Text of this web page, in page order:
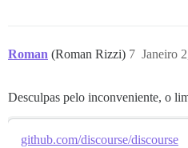
Roman (Roman Rizzi) Janeiro
7
Desculpas pelo inconveniente, o
github.com/discourse/discourse